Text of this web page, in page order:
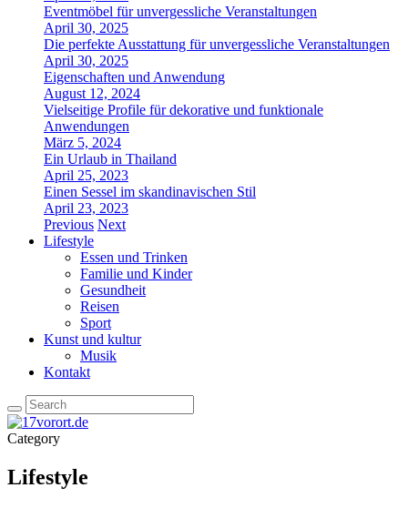
Eventmöbel für unvergessliche Veranstaltungen
April 30, 2025
Die perfekte Ausstattung für unvergessliche Veranstaltungen
April 30, 2025
Eigenschaften und Anwendung
August 12, 2024
Vielseitige Profile für dekorative und funktionale
Anwendungen
März 5, 2024
Ein Urlaub in Thailand
April 25, 2023
Einen Sessel im skandinavischen Stil
April 23, 2023
Previous Next
Lifestyle
Essen und Trinken
Familie und Kinder
Gesundheit
Reisen
Sport
Kunst und kultur
Musik
Kontakt
Category
Lifestyle